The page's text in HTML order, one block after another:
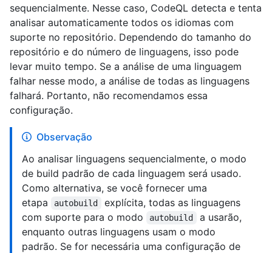
sequencialmente. Nesse caso, CodeQL detecta e tenta
analisar automaticamente todos os idiomas com
suporte no repositório. Dependendo do tamanho do
repositório e do número de linguagens, isso pode
levar muito tempo. Se a análise de uma linguagem
falhar nesse modo, a análise de todas as linguagens
falhará. Portanto, não recomendamos essa
configuração.
Observação
Ao analisar linguagens sequencialmente, o modo
de build padrão de cada linguagem será usado.
Como alternativa, se você fornecer uma
etapa
autobuild
explícita, todas as linguagens
com suporte para o modo
autobuild
a usarão,
enquanto outras linguagens usam o modo
padrão. Se for necessária uma configuração de